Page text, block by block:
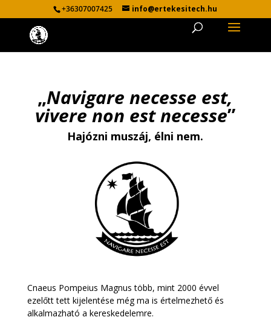
+36307007425 info@ertekesitech.hu
„Navigare necesse est,
vivere non est necesse”
Hajózni muszáj, élni nem.
Cnaeus Pompeius Magnus több, mint 2000 évvel
ezelőtt tett kijelentése még ma is értelmezhető és
alkalmazható a kereskedelemre.